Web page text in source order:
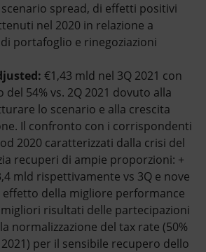
spread, di effetti positivi
nel 2020 in relazione a
portafoglio e rinegoziazioni
€1,43 mld nel 3Q 2021 con
54% vs. 2Q 2021 dovuto alla
lo scenario e alla crescita
Il confronto con i corrispondenti
2020 caratterizzati dalla crisi del
recuperi di ampie proporzioni: +
mld rispettivamente vs 3Q e nove
effetto della migliore performance
risultati delle partecipazioni
normalizzazione del tax rate (50%
per il sensibile recupero dello